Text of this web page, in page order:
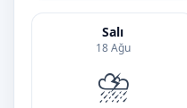
Salı
18 Ağu
⛈️